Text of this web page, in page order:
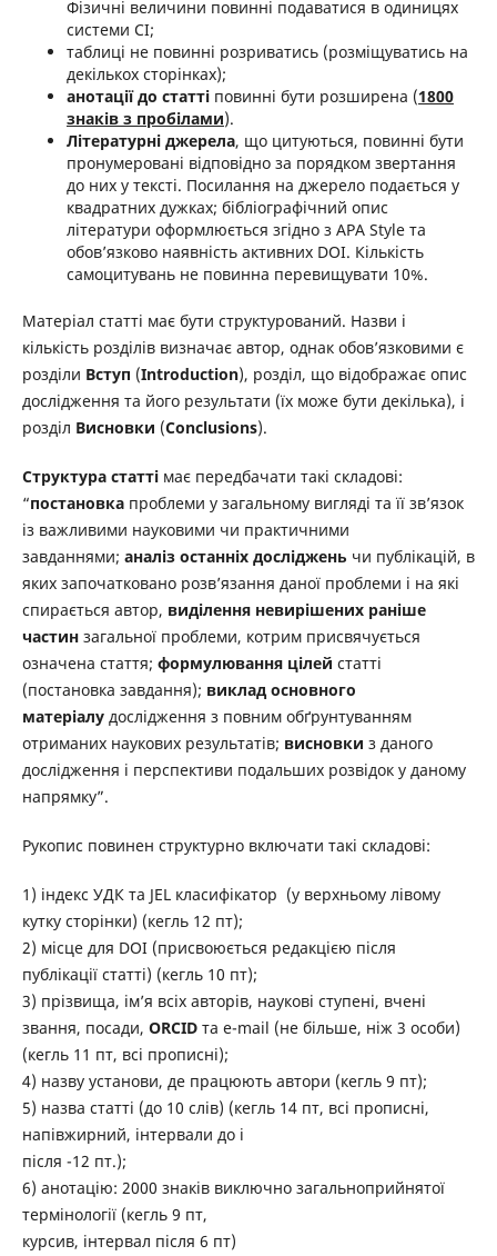
Фізичні величини повинні подаватися в одиницях
системи СІ;
таблиці не повинні розриватись (розміщуватись на
декількох сторінках);
анотації до статтіповинні бути розширена (1800
знаків з пробілами).
Літературні джерела, що цитуються, повинні бути
пронумеровані відповідно за порядком звертання
до них у тексті. Посилання на джерело подається у
квадратних дужках; бібліографічний опис
літератури оформлюється згідно з АРА Style та
обов’язково наявність активних DOI. Кількість
самоцитувань не повинна перевищувати 10%.
Матеріал статті має бути структурований. Назви і
кількість розділів визначає автор, однак обов’язковими є
розділи Вступ (Introduction), розділ, що відображає опис
дослідження та його результати (їх може бути декілька), і
розділ Висновки (Conclusions).
Структура статтімає передбачати такі складові:
“постановкапроблеми у загальному вигляді та її зв’язок
із важливими науковими чи практичними
завданнями; аналіз останніх досліджень чи публікацій, в
яких започатковано розв’язання даної проблеми і на які
спирається автор, виділення невирішених раніше
частинзагальної проблеми, котрим присвячується
означена стаття; формулювання цілей статті
(постановка завдання); виклад основного
матеріалудослідження з повним обґрунтуванням
отриманих наукових результатів; висновки з даного
дослідження і перспективи подальших розвідок у даному
напрямку”.
Рукопис повинен структурно включати такі складові:
1) індекс УДК та JEL класифікатор (у верхньому лівому
кутку сторінки) (кегль 12 пт);
2) місце для DOI (присвоюється редакцією після
публікації статті) (кегль 10 пт);
3) прізвища, ім’я всіх авторів, наукові ступені, вчені
звання, посади, ORCIDта e-mail (не більше, ніж 3 особи)
(кегль 11 пт, всі прописні);
4) назву установи, де працюють автори (кегль 9 пт);
5) назва статті (до 10 слів) (кегль 14 пт, всі прописні,
напівжирний, інтервали до і
після -12 пт.);
6) анотацію: 2000 знаків виключно загальноприйнятої
термінології (кегль 9 пт,
курсив, інтервал після 6 пт)